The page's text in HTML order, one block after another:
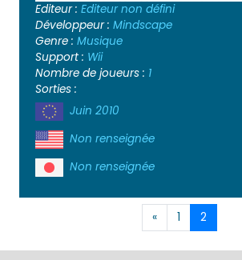
Editeur : Editeur non défini
Développeur : Mindscape
Genre : Musique
Support : Wii
Nombre de joueurs : 1
Sorties :
Juin 2010
Non renseignée
Non renseignée
« 1 2